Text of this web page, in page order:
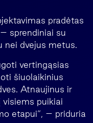
pradėtas
sprendiniai su
nei dvejus metus.
vertingąsias
šiuolaikinius
Atnaujinus ir
visiems puikiai
etapui“, – priduria